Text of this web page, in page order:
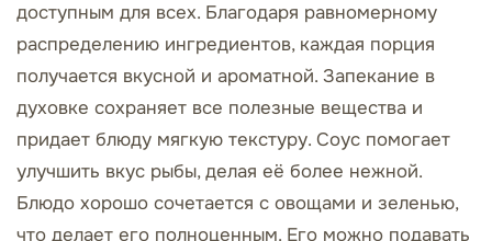
доступным для всех. Благодаря равномерному
распределению ингредиентов, каждая порция
получается вкусной и ароматной. Запекание в
духовке сохраняет все полезные вещества и
придает блюду мягкую текстуру. Соус помогает
улучшить вкус рыбы, делая её более нежной.
Блюдо хорошо сочетается с овощами и зеленью,
что делает его полноценным. Его можно подавать